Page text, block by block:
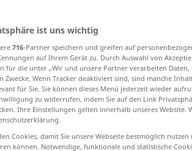
Eitelkeit... günstige
Vorstellung, Idee
Idee Fantasie, Marotte
ist uns wichtig
716-Partner speichern und greifen auf
auf Ihrem Gerät zu. Durch Auswahl von
für die unter „Wir und unsere Partner verarbeiten
Zwecke. Wenn Tracker deaktiviert sind, sind manche
für Sie. Sie können dieses Menü jederzeit wieder
zu widerrufen, indem Sie auf den Link
Ihre Einstellungen gelten innerhalb unseres
Cookies, damit Sie unsere Webseite bestmöglich
können. Notwendige, funktionale und statistische